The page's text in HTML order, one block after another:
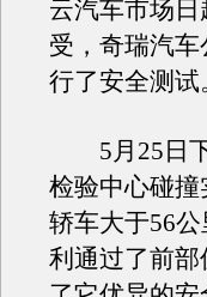
云汽车市场
受，奇瑞汽
行了安全测试
5月25日下
检验中心碰
轿车大于56
利通过了前